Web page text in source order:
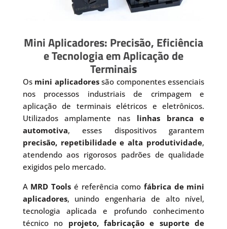
Mini Aplicadores: Precisão, Eficiência
e Tecnologia em Aplicação de
Terminais
Os mini aplicadoressão componentes essenciais
nos processos industriais de crimpagem e
aplicação de terminais elétricos e eletrônicos.
Utilizados amplamente nas linhas branca e
automotiva, esses dispositivos garantem
precisão, repetibilidade e alta produtividade,
atendendo aos rigorosos padrões de qualidade
exigidos pelo mercado.
A MRD Tools é referência como fábrica de mini
aplicadores, unindo engenharia de alto nível,
tecnologia aplicada e profundo conhecimento
técnico no projeto, fabricação e suporte de